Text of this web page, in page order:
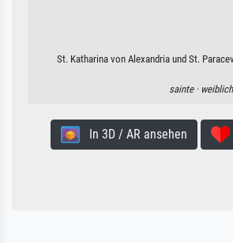
St. Katharina von Alexandria und St.
sainte ·
In 3D / AR ansehen